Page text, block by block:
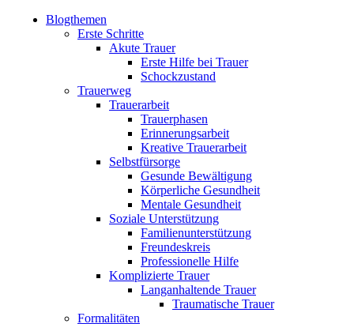
Blogthemen
Erste Schritte
Akute Trauer
Erste Hilfe bei Trauer
Schockzustand
Trauerweg
Trauerarbeit
Trauerphasen
Erinnerungsarbeit
Kreative Trauerarbeit
Selbstfürsorge
Gesunde Bewältigung
Körperliche Gesundheit
Mentale Gesundheit
Soziale Unterstützung
Familienunterstützung
Freundeskreis
Professionelle Hilfe
Komplizierte Trauer
Langanhaltende Trauer
Traumatische Trauer
Formalitäten